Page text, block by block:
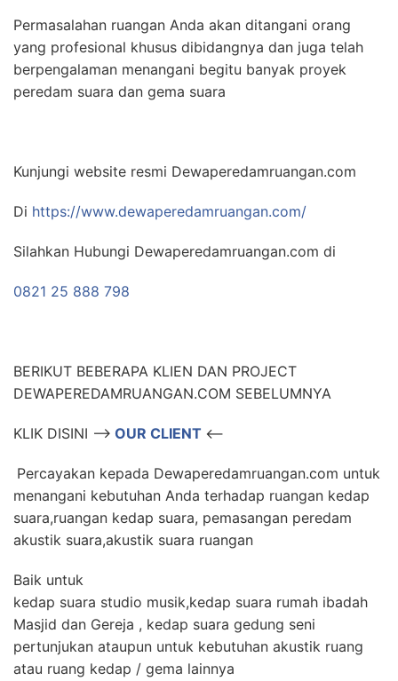
Permasalahan ruangan Anda akan ditangani orang
yang profesional khusus dibidangnya dan juga telah
berpengalaman menangani begitu banyak proyek
peredam suara dan gema suara
Kunjungi website resmi Dewaperedamruangan.com
Di https://www.dewaperedamruangan.com/
Silahkan Hubungi Dewaperedamruangan.com di
0821 25 888 798
BERIKUT BEBERAPA KLIEN DAN PROJECT
DEWAPEREDAMRUANGAN.COM SEBELUMNYA
KLIK DISINI –> OUR CLIENT <–
Percayakan kepada Dewaperedamruangan.com untuk
menangani kebutuhan Anda terhadap ruangan kedap
suara,ruangan kedap suara, pemasangan peredam
akustik suara,akustik suara ruangan
Baik untuk
kedap suara studio musik,kedap suara rumah ibadah
Masjid dan Gereja , kedap suara gedung seni
pertunjukan ataupun untuk kebutuhan akustik ruang
atau ruang kedap / gema lainnya